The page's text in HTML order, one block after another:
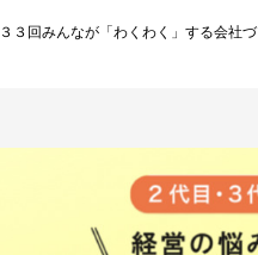
３回みんなが「わくわく」する会社